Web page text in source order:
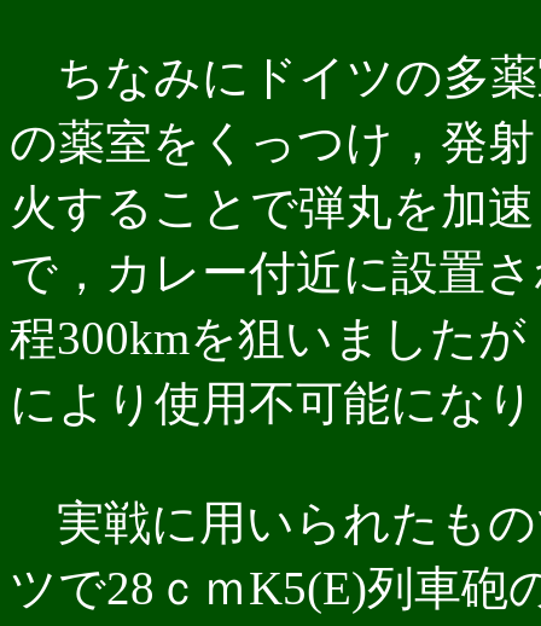
ちなみにドイツの多
の薬室をくっつけ，発
火することで弾丸を加
で，カレー付近に設置
程300kmを狙いました
により使用不可能にな
実戦に用いられたも
ツで28ｃｍK5(E)列車砲